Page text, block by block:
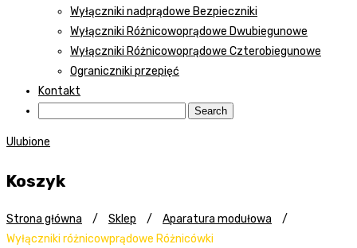
Wyłączniki nadprądowe Bezpieczniki
Wyłączniki Różnicowoprądowe Dwubiegunowe
Wyłączniki Różnicowoprądowe Czterobiegunowe
Ograniczniki przepięć
Kontakt
Ulubione
Koszyk
Strona główna / Sklep / Aparatura modułowa
/
Wyłączniki różnicowprądowe Różnicówki